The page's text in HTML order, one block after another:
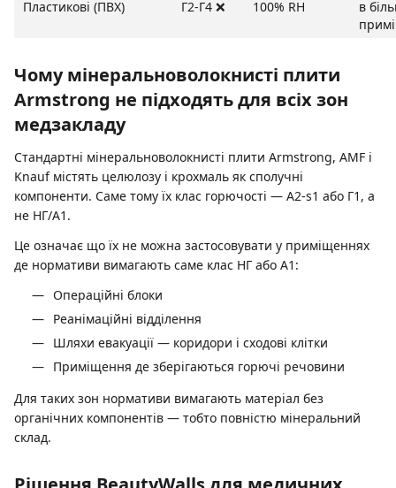
Пластикові (ПВХ) Г2-Г4 ❌ 100% RH
в
Чому мінеральноволокнисті плити
Armstrong не підходять для всіх зон
медзакладу
Стандартні мінеральноволокнисті плити Armstrong, AMF і
Knauf містять целюлозу і крохмаль як сполучні
компоненти. Саме тому їх клас горючості — A2-s1 або Г1, а
не НГ/A1.
Це означає що їх не можна застосовувати у приміщеннях
де нормативи вимагають саме клас НГ або A1:
Операційні блоки
Реанімаційні відділення
Шляхи евакуації — коридори і сходові клітки
Приміщення де зберігаються горючі речовини
Для таких зон нормативи вимагають матеріал без
органічних компонентів — тобто повністю мінеральний
склад.